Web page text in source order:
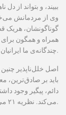
ببیند، و بتواند از
وی از مردمانش
گوناگونشان، هریک
همراه و همگون
چندگانه‌ی ما ایرانیان.
اصل خلل‌ناپذیر
باید بر صادق‌ترین،
دائم، پیگیر وجود
می‌کند. نظریه ٢١ می‌گوید که مردم باید رهبریت را مهم بدانند نه رهبر را.